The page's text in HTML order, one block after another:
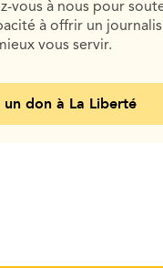
vous à nous pour
à offrir un
vous servir.
un don à La Liberté